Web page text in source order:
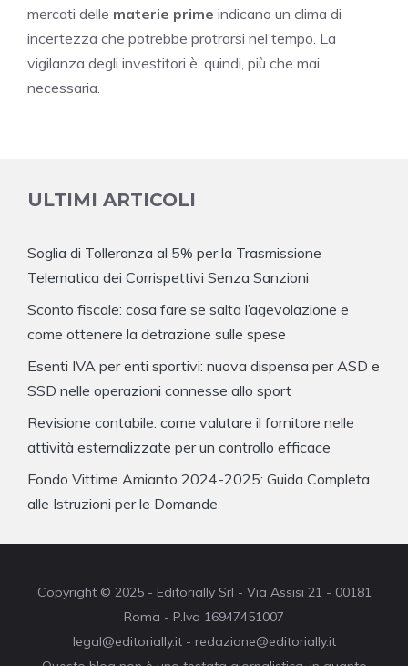
mercati delle materie prime indicano un clima di
incertezza che potrebbe protrarsi nel tempo. La
vigilanza degli investitori è, quindi, più che mai
necessaria.
ULTIMI ARTICOLI
Soglia di Tolleranza al 5% per la Trasmissione
Telematica dei Corrispettivi Senza Sanzioni
Sconto fiscale: cosa fare se salta l’agevolazione e
come ottenere la detrazione sulle spese
Esenti IVA per enti sportivi: nuova dispensa per ASD e
SSD nelle operazioni connesse allo sport
Revisione contabile: come valutare il fornitore nelle
attività esternalizzate per un controllo efficace
Fondo Vittime Amianto 2024-2025: Guida Completa
alle Istruzioni per le Domande
Copyright © 2025 - Editorially Srl - Via Assisi 21 - 00181
Roma - P.Iva 16947451007
legal@editorially.it - redazione@editorially.it